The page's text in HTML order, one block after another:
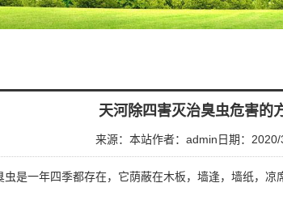
天河除四害灭治臭虫危害的
来源：本站作者：admin 日期：
虫是一年四季都存在，它荫蔽在木板，墙逢，墙纸，